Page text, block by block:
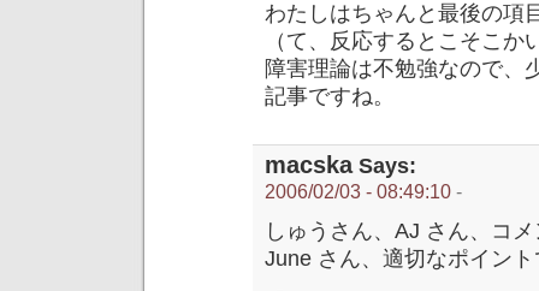
わたしはちゃんと最後の項
（て、反応するとこそこか
障害理論は不勉強なので、
記事ですね。
macskaSays:
2006/02/03 - 08:49:10 -
しゅうさん、AJ さん、コ
June さん、適切なポイン